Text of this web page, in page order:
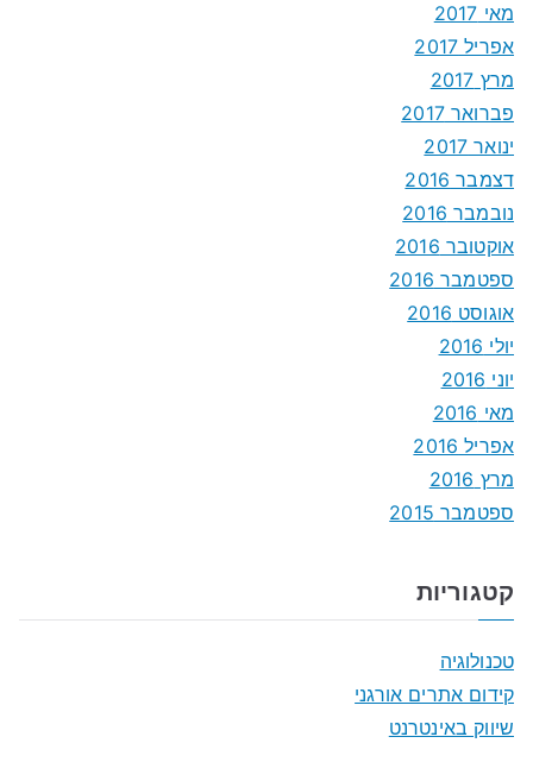
מאי 2017
אפריל 2017
מרץ 2017
פברואר 2017
ינואר 2017
דצמבר 2016
נובמבר 2016
אוקטובר 2016
ספטמבר 2016
אוגוסט 2016
יולי 2016
יוני 2016
מאי 2016
אפריל 2016
מרץ 2016
ספטמבר 2015
קטגוריות
טכנולוגיה
קידום אתרים אורגני
שיווק באינטרנט